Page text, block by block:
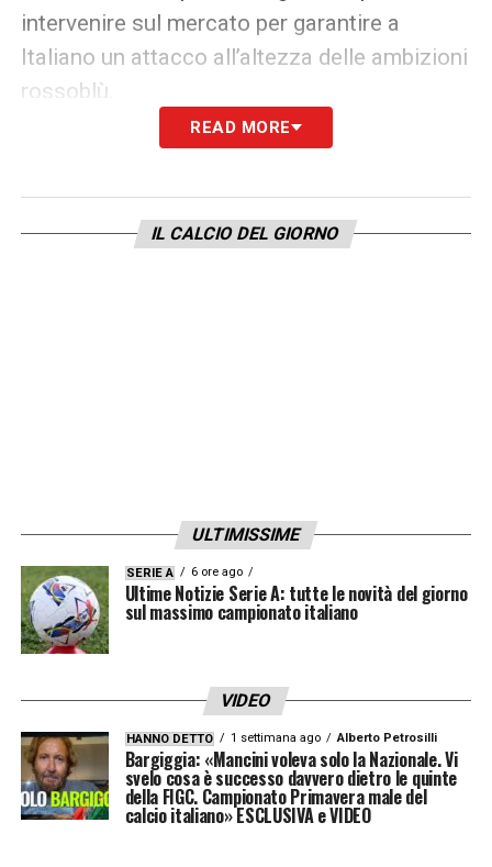
intervenire sul mercato per garantire a
Italiano un attacco all’altezza delle ambizioni
rossoblù.
LEGGI ANCHE –Ultime Notizie Serie A:
campionato italiano
READ MORE
IL CALCIO DEL GIORNO
ULTIMISSIME
SERIE A 6 ore ago
Ultime Notizie Serie A: tutte le novità del giorno
sul massimo campionato italiano
VIDEO
HANNO DETTO 1 settimana ago Alberto Petrosilli
Bargiggia: «Mancini voleva solo la Nazionale. Vi
svelo cosa è successo davvero dietro le quinte
della FIGC. Campionato Primavera male del
calcio italiano» ESCLUSIVA e VIDEO